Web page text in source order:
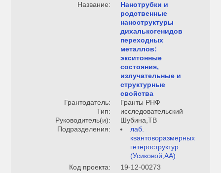
Название:
Нанотрубки и
родственные
наноструктуры
дихалькогенидов
переходных
металлов:
экситонные
состояния,
излучательные и
структурные
свойства
Грантодатель:
Гранты РНФ
Тип:
исследовательский
Руководитель(и):
Шубина,ТВ
Подразделения:
лаб.
квантоворазмерных
гетероструктур
(Усиковой,АА)
Код проекта:
19-12-00273